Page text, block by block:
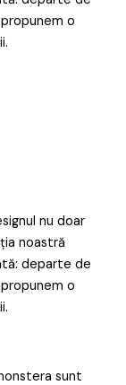
o
nu doar
noastră
departe de
o
sunt